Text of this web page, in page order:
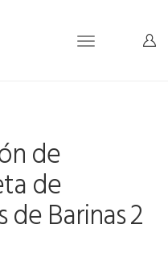
Toggle
de
de
Barinas 2